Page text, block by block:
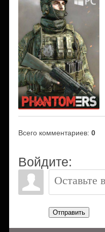
Всего комментариев: 0
Войдите:
Отправить